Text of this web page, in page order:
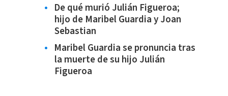
De qué murió Julián Figueroa;
hijo de Maribel Guardia y Joan
Sebastian
Maribel Guardia se pronuncia tras
la muerte de su hijo Julián
Figueroa